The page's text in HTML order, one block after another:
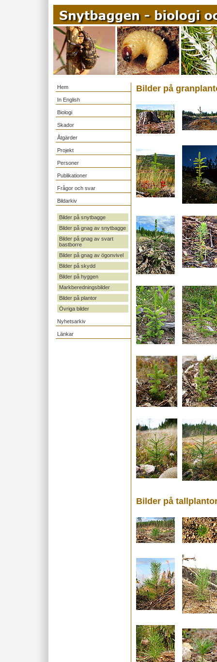
Hem
In English
Biologi
Skador
Åtgärder
Projekt
Personer
Publikationer
Frågor och svar
Bildarkiv
Bilder på snytbagge
Bilder på gnag av snytbagge
Bilder på gnag av svart
bastborre
Bilder på gnag av ögonvivel
Bilder på skydd
Bilder på hyggen
Markberedningsbilder
Bilder på plantor
Övriga bilder
Nyhetsarkiv
Länkar
Bilder på
Bilder på